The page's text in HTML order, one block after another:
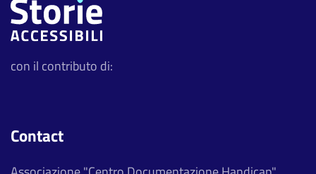
con il contributo di:
Contact